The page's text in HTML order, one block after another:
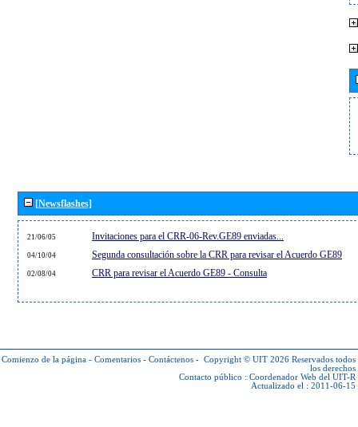
[Newsflashes]
21/06/05 Invitaciones para el CRR-06-Rev.GE89 enviadas...
04/10/04 Segunda consultación sobre la CRR para revisar el Acuerdo GE89
02/08/04 CRR para revisar el Acuerdo GE89 - Consulta
Comienzo de la página - Comentarios - Contáctenos - Copyright © UIT 2026 Reservados todos
los derechos
Contacto público : Coordenador Web del UIT-R
Actualizado el : 2011-06-15